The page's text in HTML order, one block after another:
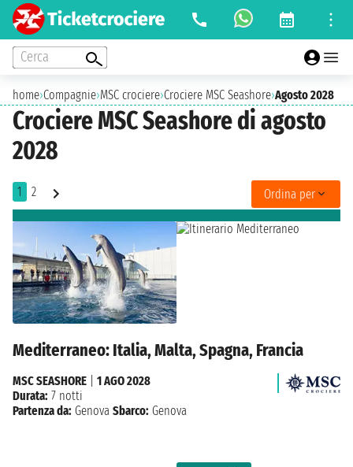
Cerca
home›Compagnie›MSC crociere›Crociere MSC Seashore›Agosto 2028
Crociere MSC Seashore di agosto
2028
1 2 Ordina per
Mediterraneo: Italia, Malta, Spagna, Francia
MSC SEASHORE
1 AGO 2028
Durata: 7 notti
Partenza da: Genova Sbarco: Genova